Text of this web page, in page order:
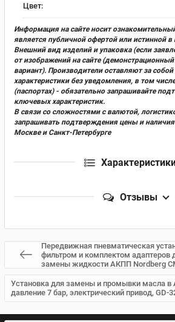
Цвет:
Информация на сайте носит
является публичной офертой или истинной в
Внешний вид изделий и упаковка (если
от изображений на сайте
вариант). Производители оставляют за
характеристики без уведомления, в том
(паспортах) - обязательно запрашивайте
ключевых характеристик.
В связи со сложностями с валютой,
запрашивать подтверждения цены и наличия
Москве и Санкт-Петербурге
Отзывы
Передвижная пневматическая
фильтром и комплектом адаптеров
замены жидкости АКПП Nordberg
Установка для замены и промывки масла в
давление 7 бар, электрический привод, GD-